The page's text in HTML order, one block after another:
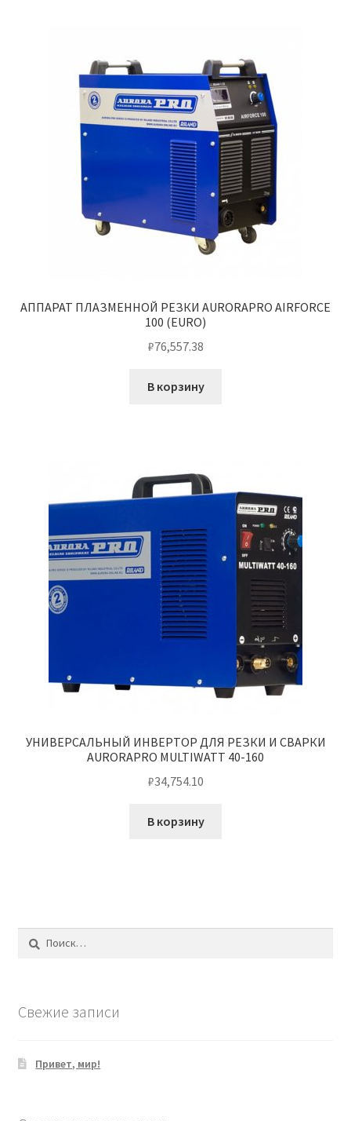
АППАРАТ ПЛАЗМЕННОЙ РЕЗКИ AURORAPRO AIRFORCE
100 (EURO)
₽76,557.38
В корзину
УНИВЕРСАЛЬНЫЙ ИНВЕРТОР ДЛЯ РЕЗКИ И СВАРКИ
AURORAPRO MULTIWATT 40-160
₽34,754.10
В корзину
Найти:
Свежие записи
Привет, мир!